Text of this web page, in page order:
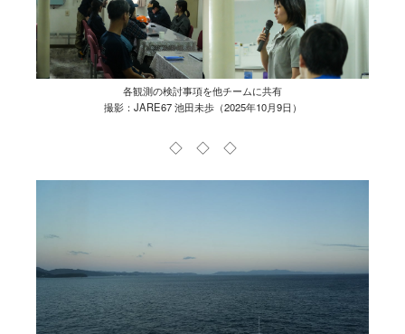
各観測の検討事項を他チームに共有
撮影：JARE67 池田未歩（2025年10月9日）
◇ ◇ ◇